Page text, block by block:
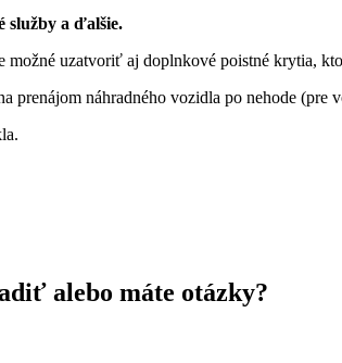
služby a ďalšie.
možné uzatvoriť aj doplnkové poistné krytia,
prenájom náhradného vozidla po nehode (pre
alebo máte otázky?